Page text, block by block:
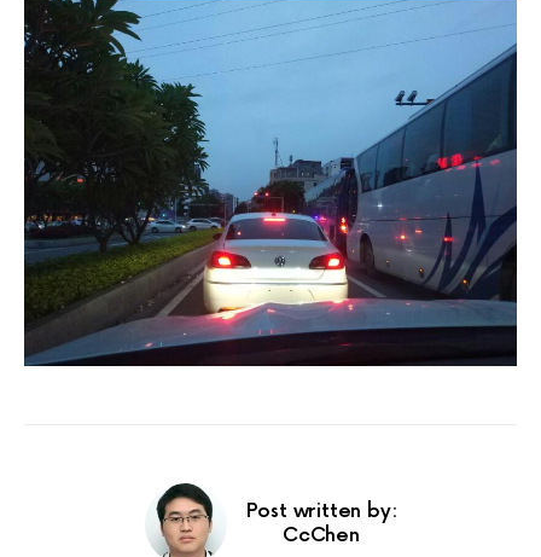
Post written by:
CcChen